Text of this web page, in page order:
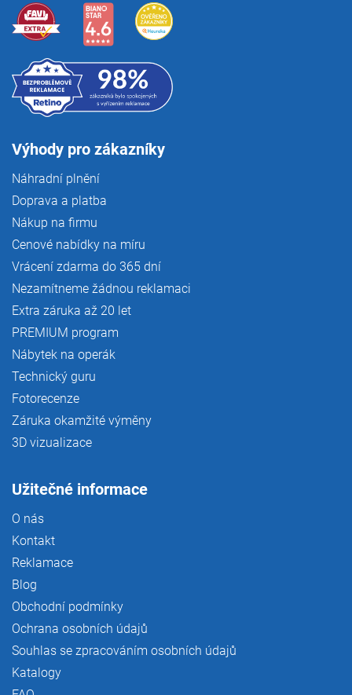
Výhody pro zákazníky
Náhradní plnění
Doprava a platba
Nákup na firmu
Cenové nabídky na míru
Vrácení zdarma do 365 dní
Nezamítneme žádnou reklamaci
Extra záruka až 20 let
PREMIUM program
Nábytek na operák
Technický guru
Fotorecenze
Záruka okamžité výměny
3D vizualizace
Užitečné informace
O nás
Kontakt
Reklamace
Blog
Obchodní podmínky
Ochrana osobních údajů
Souhlas se zpracováním osobních údajů
Katalogy